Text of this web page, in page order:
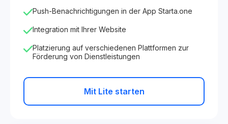
Push-Benachrichtigungen in der App Starta.one
Integration mit Ihrer Website
Platzierung auf verschiedenen Plattformen zur
Förderung von Dienstleistungen
Mit Lite starten